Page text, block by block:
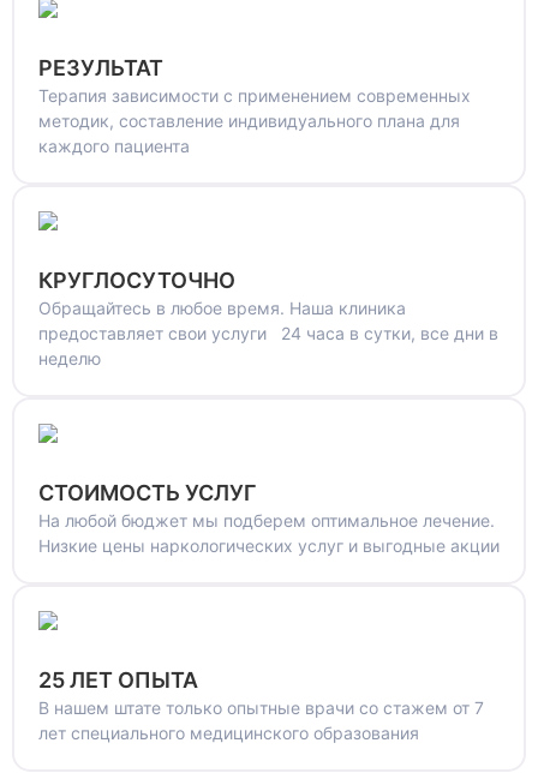
РЕЗУЛЬТАТ
Терапия зависимости с применением современных
методик, составление индивидуального плана для
каждого пациента
КРУГЛОСУТОЧНО
Обращайтесь в любое время. Наша клиника
предоставляет свои услуги 24 часа в сутки, все дни в
неделю
СТОИМОСТЬ УСЛУГ
На любой бюджет мы подберем оптимальное лечение.
Низкие цены наркологических услуг и выгодные акции
25 ЛЕТ ОПЫТА
В нашем штате только опытные врачи со стажем от 7
лет специального медицинского образования